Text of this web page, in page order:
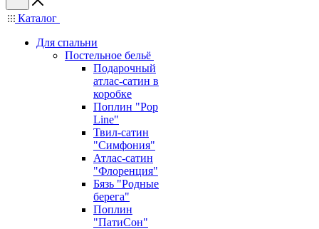
Каталог
Для спальни
Постельное бельё
Подарочный
атлас-сатин в
коробке
Поплин "Pop
Line"
Твил-сатин
"Симфония"
Атлас-сатин
"Флоренция"
Бязь "Родные
берега"
Поплин
"ПатиСон"